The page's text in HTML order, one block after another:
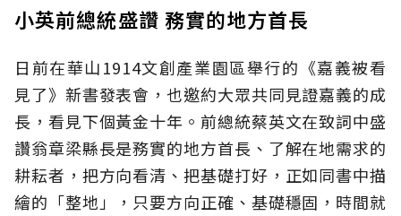
小英前總統盛讚 務實的地方首長
日前在華山1914文創產業園區舉行的《嘉義被看
見了》新書發表會，也邀約大眾共同見證嘉義的成
長，看見下個黃金十年。前總統蔡英文在致詞中盛
讚翁章梁縣長是務實的地方首長、了解在地需求的
耕耘者，把方向看清、把基礎打好，正如同書中描
繪的「整地」，只要方向正確、基礎穩固，時間就